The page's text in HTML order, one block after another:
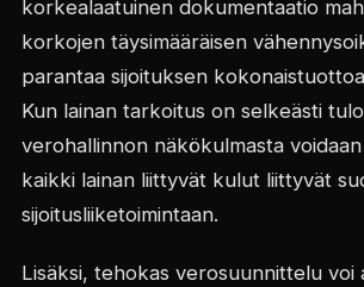
korkealaatuinen dokumentaatio
korkojen täysimääräisen
parantaa sijoituksen
Kun lainan tarkoitus on selkeästi
verohallinnon näkökulmasta
kaikki lainan liittyvät kulut liittyvät
sijoitusliiketoimintaan.
Lisäksi, tehokas verosuunnittelu voi